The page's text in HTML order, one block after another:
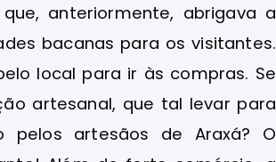
anteriormente, abrigava a
bacanas para os visitantes.
local para ir às compras. Se
artesanal, que tal levar para
pelos artesãos de Araxá? O